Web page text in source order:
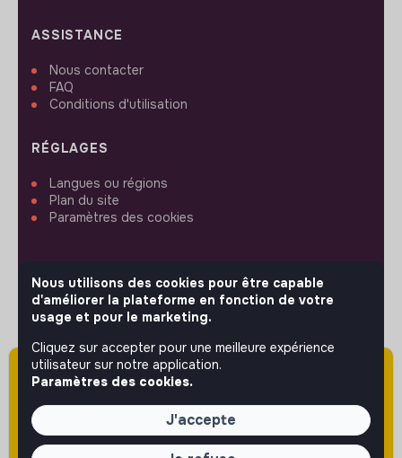
Attention cette annonce a été publiée il y a
plus de 60 jours (le 06/05/2026) et est sans
doute expirée ou non mise à jour.
ASSISTANCE
Nous contacter
FAQ
Conditions d'utilisation
RÉGLAGES
Langues ou régions
Plan du site
Paramètres des cookies
SUIVEZ-NOUS
© 2026 jobs that makesense.
Nous utilisons des cookies pour être capable
d'améliorer la plateforme en fonction de votre
usage et pour le marketing.
Cliquez sur accepter pour une meilleure expérience
utilisateur sur notre application.
Paramètres des cookies.
J'accepte